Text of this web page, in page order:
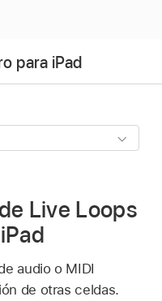
para iPad
Live Loops
audio o MIDI
de otras celdas.